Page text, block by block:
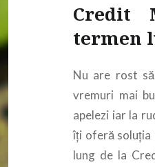
Credit
termen
Nu are rost
vremuri mai
apelezi iar la
îți oferă soluția
lung de la